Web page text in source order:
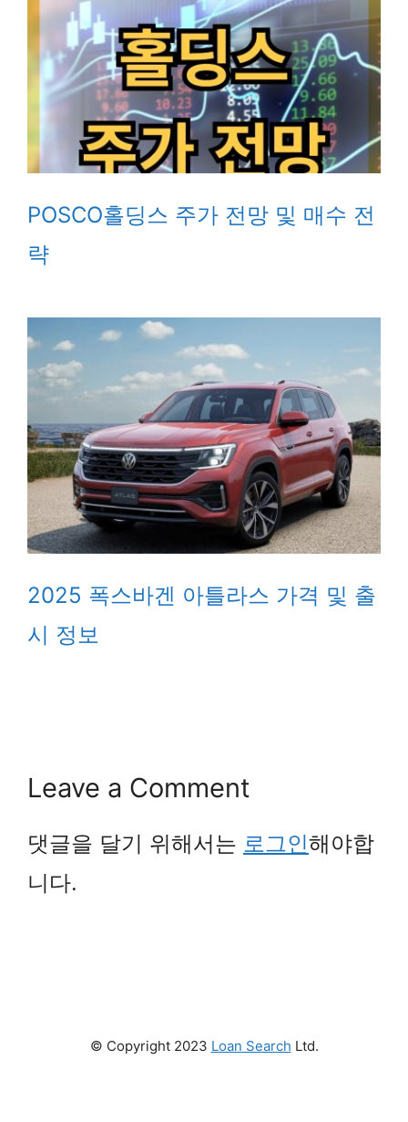
POSCO홀딩스 주가 전망 및 매수 전
략
2025 폭스바겐 아틀라스 가격 및 출
시 정보
Leave a Comment
댓글을 달기 위해서는 로그인해야합
니다.
© Copyright 2023 Loan Search Ltd.